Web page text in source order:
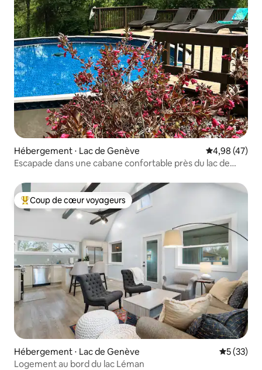
Hébergement ⋅ Lac de Genève Évaluation
4,98 (47)
Escapade dans une cabane confortable près du lac de
Coups de cœur voyageurs les plus appréciés
Coup de cœur voyageurs
Hébergement ⋅ Lac de Genève
5 (33)
Logement au bord du lac Léman